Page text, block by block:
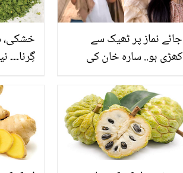
خشکی،
آسان
اور
جائے نماز پر ٹھیک سے
کھڑی ہو.. سارہ خان کی
خوبصورت ویڈیو وائرل